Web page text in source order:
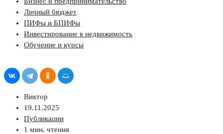
Личный бюджет
ПИФы и БПИФы
Инвестирование в недвижимость
Обучение и курсы
Виктор
19.11.2025
Публикации
1 мин. чтения